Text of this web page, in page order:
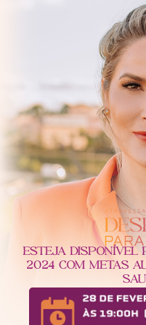
ESTEJA DISPONÍVEL
2024 COM METAS